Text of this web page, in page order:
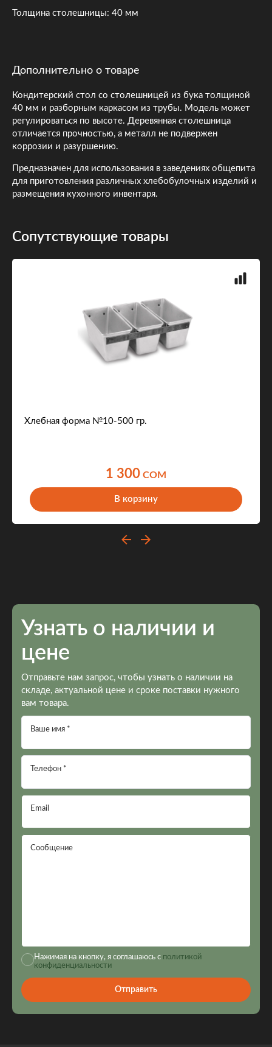
Толщина столешницы: 40 мм
Дополнительно о товаре
Кондитерский стол со столешницей из бука толщиной
40 мм и разборным каркасом из трубы. Модель может
регулироваться по высоте. Деревянная столешница
отличается прочностью, а металл не подвержен
коррозии и разуршению.
Предназначен для использования в заведениях общепита
для приготовления различных хлебобулочных изделий и
размещения кухонного инвентаря.
Сопутствующие товары
Хлебная форма №10-500 гр.
1 300 COM
В корзину
Узнать о наличии и
цене
Отправьте нам запрос, чтобы узнать о наличии на
складе, актуальной цене и сроке поставки нужного
вам товара.
Ваше имя *
Телефон *
Email
Сообщение
Нажимая на кнопку, я соглашаюсь с политикой
конфиденциальности
Отправить